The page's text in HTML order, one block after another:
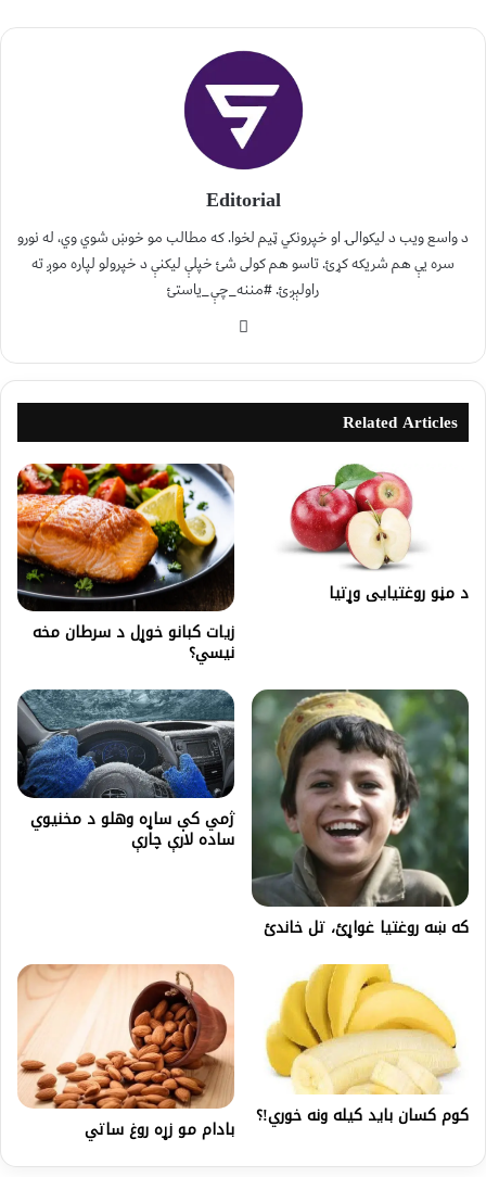
Editorial
د واسع ویب د لیکوالۍ او خپرونکي ټیم لخوا. که مطالب مو خوښ شوي وي، له نورو
سره یې هم شریکه کړئ. تاسو هم کولی شئ خپلې لیکنې د خپرولو لپاره موږ ته
راولېږئ. #مننه_چې_یاستئ
Related Articles
د مڼو روغتیایی وړتیا
زیات کبانو خوړل د سرطان مخه
نیسي؟
که ښه روغتیا غواړئ، تل خاندئ
ژمي کې ساړه وهلو د مخنیوي
ساده لارې چارې
کوم کسان بايد کیله ونه خوري!؟
بادام مو زړه روغ ساتي